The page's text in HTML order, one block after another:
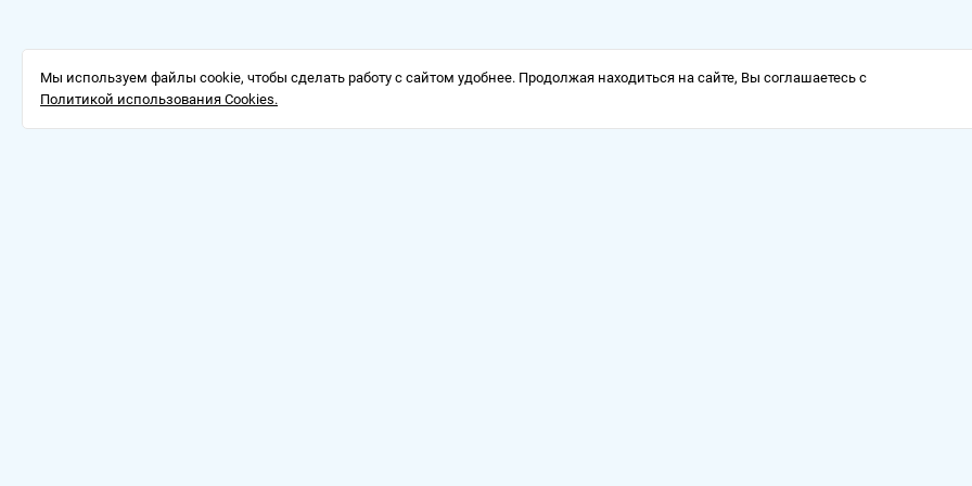
Мы используем файлы cookie, чтобы сделать работу с сайтом удобнее. Продолжая находиться на сайте, Вы соглашаетесь с
Политикой использования Cookies.